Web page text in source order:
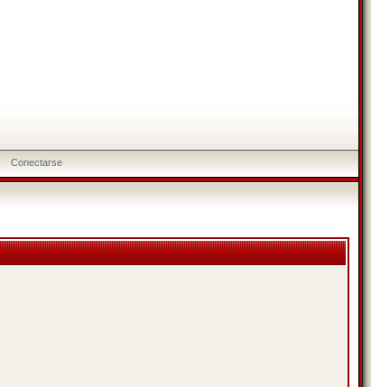
Conectarse